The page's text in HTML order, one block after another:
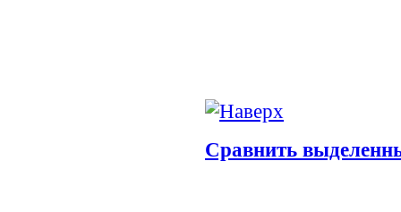
Сравнить